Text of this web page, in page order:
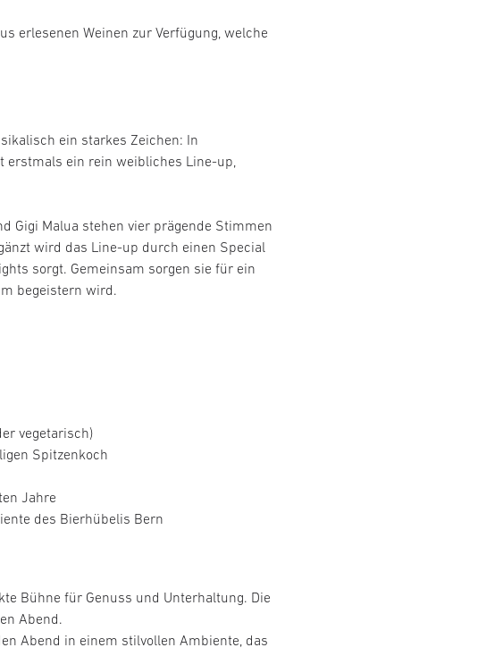
erlesenen Weinen zur Verfügung, welche
ein starkes Zeichen: In
ein rein weibliches Line-up,
Gigi Malua stehen vier prägende Stimmen
wird das Line-up durch einen Special
sorgt. Gemeinsam sorgen sie für ein
begeistern wird.
vegetarisch)
Spitzenkoch
Jahre
des Bierhübelis Bern
Bühne für Genuss und Unterhaltung. Die
Abend.
Abend in einem stilvollen Ambiente, das